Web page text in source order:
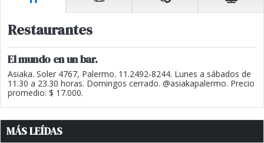
Restaurantes
El mundo en un bar.
Asiaka. Soler 4767, Palermo. 11.2492-8244. Lunes a sábados de
11.30 a 23.30 horas. Domingos cerrado. @asiakapalermo. Precio
promedio: $ 17.000.
MÁS LEÍDAS